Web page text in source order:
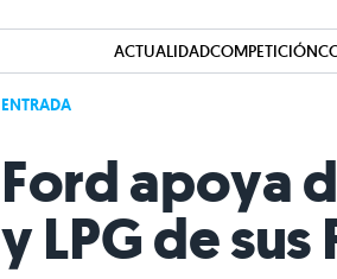
ACTUALIDADCOMPETICIÓN
ENTRADA
Ford apoya
y LPG de sus